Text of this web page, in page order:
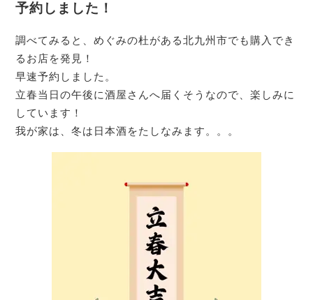
予約しました！
調べてみると、めぐみの杜がある北九州市でも購入でき
るお店を発見！
早速予約しました。
立春当日の午後に酒屋さんへ届くそうなので、楽しみに
しています！
我が家は、冬は日本酒をたしなみます。。。